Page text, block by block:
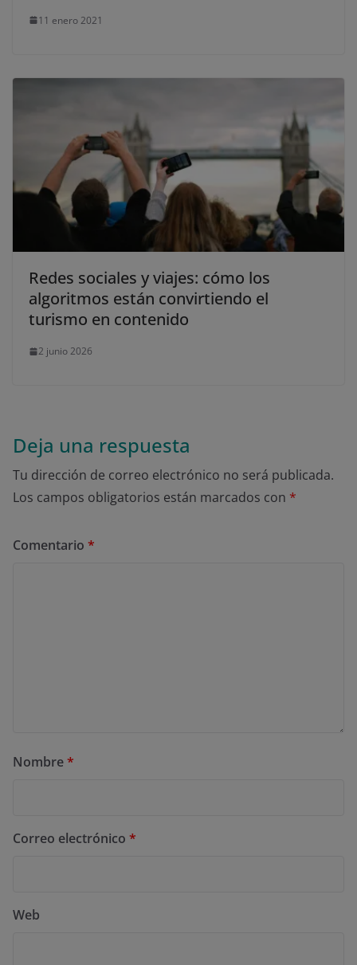
11 enero 2021
Redes sociales y viajes: cómo los
algoritmos están convirtiendo el
turismo en contenido
2 junio 2026
Deja una respuesta
Tu dirección de correo electrónico no será publicada.
Los campos obligatorios están marcados con *
Comentario *
Nombre*
Correo electrónico *
Web